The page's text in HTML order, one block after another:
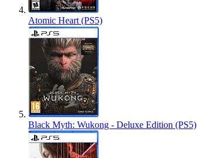
Atomic Heart (PS5)
Black Myth: Wukong - Deluxe Edition (PS5)